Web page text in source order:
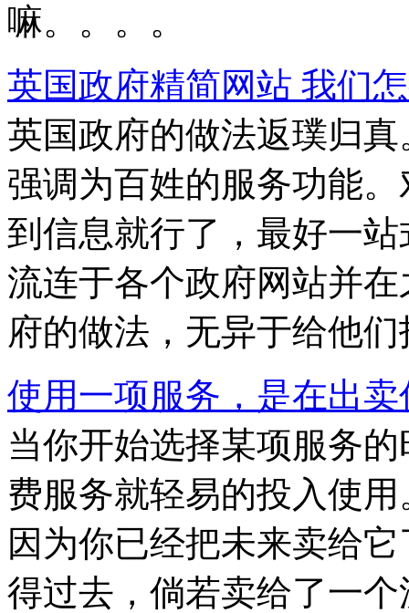
嘛。。。。
英国政府精简网站 我们
英国政府的做法返璞归
强调为百姓的服务功能
到信息就行了，最好一
流连于各个政府网站并
府的做法，无异于给他
使用一项服务，是在出
当你开始选择某项服务
费服务就轻易的投入使
因为你已经把未来卖给
得过去，倘若卖给了